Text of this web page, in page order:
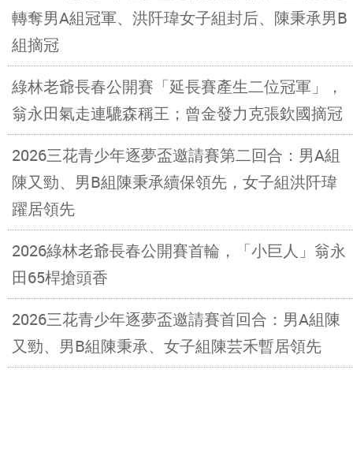
轉奪男A組冠軍、洪阡瑋女子組封后、陳秉承男B
組摘冠
綠林老爺長春公開賽「延長賽產生二位冠軍」，
翁永田氣走連騼森稱王；曾金發力克張欽國摘冠
2026三花青少年逐夢盃邀請賽第二回合：男A組
陳又勁、男B組陳秉承續保領先，女子組洪阡瑋
躍居領先
2026綠林老爺長春公開賽首輪，「小巨人」翁永
田65桿搶頭香
2026三花青少年逐夢盃邀請賽首回合：男A組陳
又勁、男B組陳秉承、女子組陳芸禾暫居領先